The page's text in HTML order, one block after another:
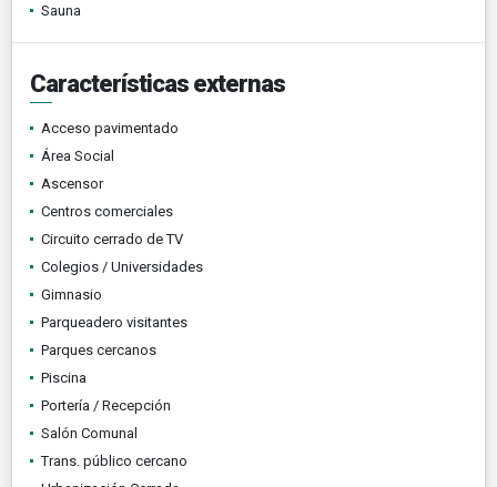
Sauna
Características externas
Acceso pavimentado
Área Social
Ascensor
Centros comerciales
Circuito cerrado de TV
Colegios / Universidades
Gimnasio
Parqueadero visitantes
Parques cercanos
Piscina
Portería / Recepción
Salón Comunal
Trans. público cercano